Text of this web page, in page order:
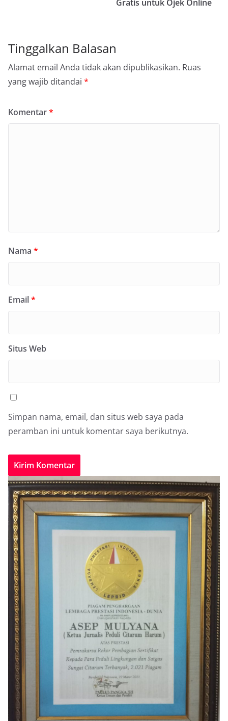
Gratis untuk Ojek Online
Tinggalkan Balasan
Alamat email Anda tidak akan dipublikasikan. Ruas
yang wajib ditandai *
Komentar*
Nama *
Email*
Situs Web
Simpan nama, email, dan situs web saya pada
peramban ini untuk komentar saya berikutnya.